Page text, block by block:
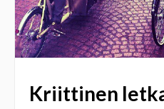
Kriittinen